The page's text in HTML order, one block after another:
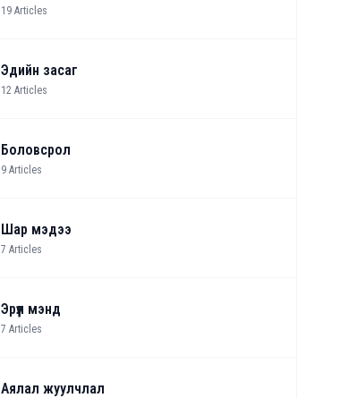
19 Articles
Эдийн засаг
12 Articles
Боловсрол
9 Articles
Шар мэдээ
7 Articles
Эрүүл мэнд
7 Articles
Аялал жуулчлал